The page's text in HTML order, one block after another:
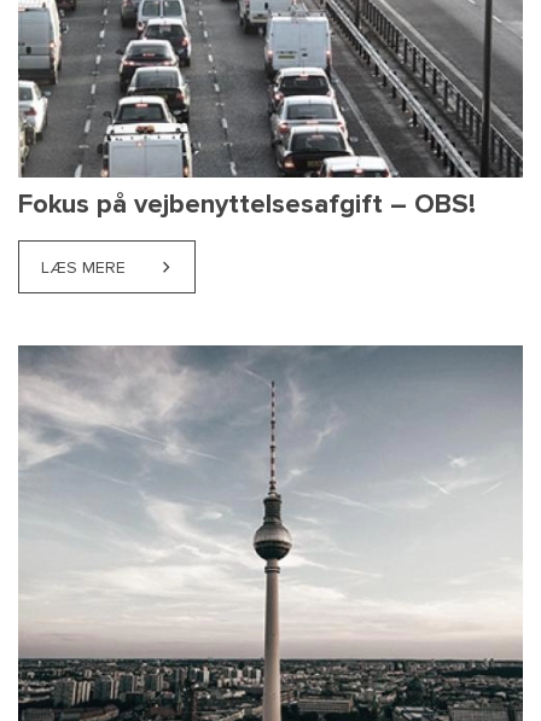
Fokus på vejbenyttelsesafgift – OBS!
LÆS MERE ABOUT FOKUS PÅ VEJBENYTTELSESAFGIFT – OBS!